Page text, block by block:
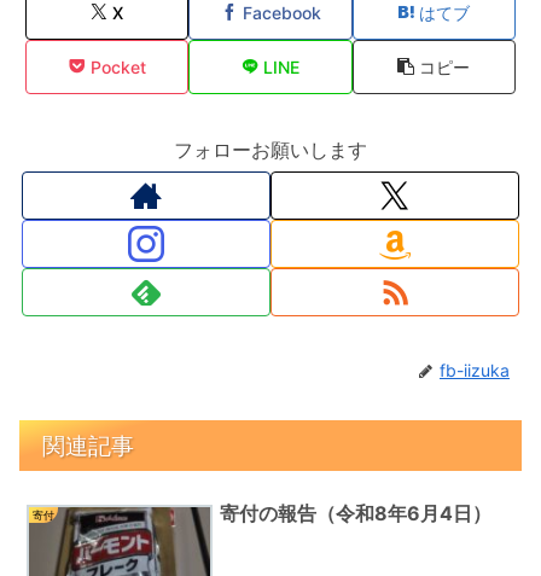
X Facebook はてブ
Pocket LINE コピー
フォローお願いします
fb-iizuka
関連記事
寄付 寄付の報告（令和8年6月4日）